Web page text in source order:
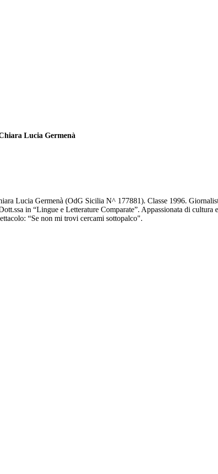
Lucia Germenà
Lucia Germenà (OdG Sicilia N^ 177881). Classe 1996.
in “Lingue e Letterature Comparate”. Appassionata di cultura e
“Se non mi trovi cercami sottopalco".